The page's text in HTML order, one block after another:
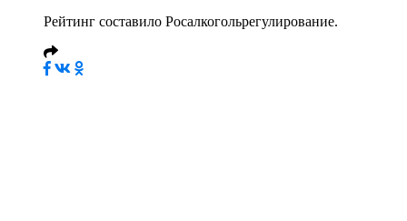
Рейтинг составило Росалкогольрегулирование.